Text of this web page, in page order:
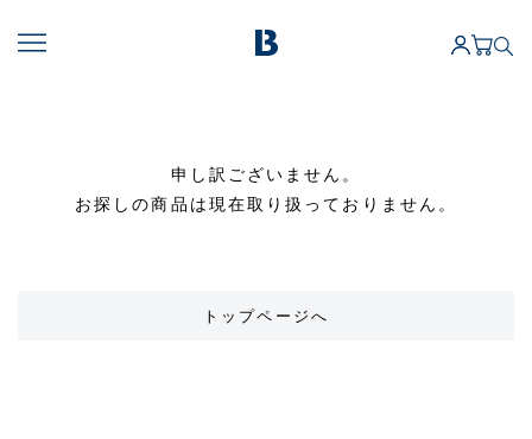
申し訳ございません。
お探しの商品は現在取り扱っておりません。
トップページへ